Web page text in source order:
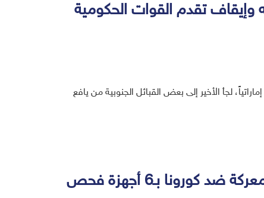
وإيقاف تقدم القوات الحكومية
لجأ الأخير إلى بعض القبائل الجنوبية من يافع
بـ6 أجهزة فحص